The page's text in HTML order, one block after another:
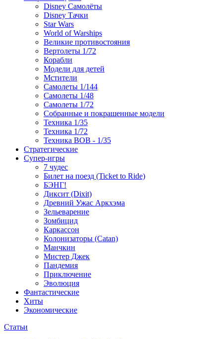
Disney Самолёты
Disney Тачки
Star Wars
World of Warships
Великие противостояния
Вертолеты 1/72
Корабли
Модели для детей
Мстители
Самолеты 1/144
Самолеты 1/48
Самолеты 1/72
Собранные и покрашенные модели
Техника 1/35
Техника 1/72
Техника ВОВ - 1/35
Стратегические
Супер-игры
7 чудес
Билет на поезд (Ticket to Ride)
БЭНГ!
Диксит (Dixit)
Древний Ужас Аркхэма
Зельеварение
Зомбицид
Каркассон
Колонизаторы (Catan)
Манчкин
Мистер Джек
Пандемия
Приключение
Эволюция
Фантастические
Хиты
Экономические
Статьи